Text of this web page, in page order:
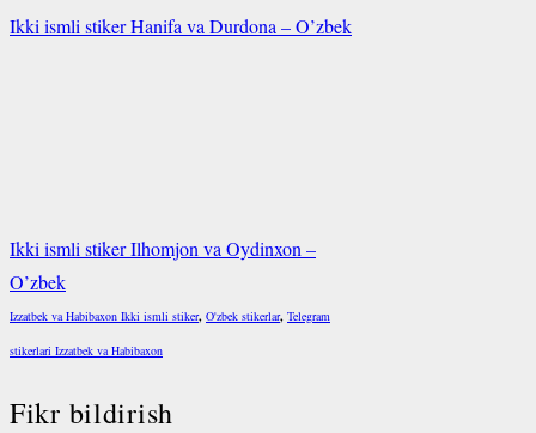
Ikki ismli stiker Hanifa va Durdona – O’zbek
Ikki ismli stiker Ilhomjon va Oydinxon –
O’zbek
Izzatbek va Habibaxon Ikki ismli stiker, O'zbek stikerlar, Telegram
stikerlari Izzatbek va Habibaxon
Fikr bildirish